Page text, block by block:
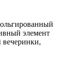
элемент